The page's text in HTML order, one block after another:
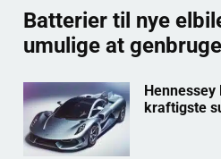
Batterier til nye
umulige at genbruge
kraftigste